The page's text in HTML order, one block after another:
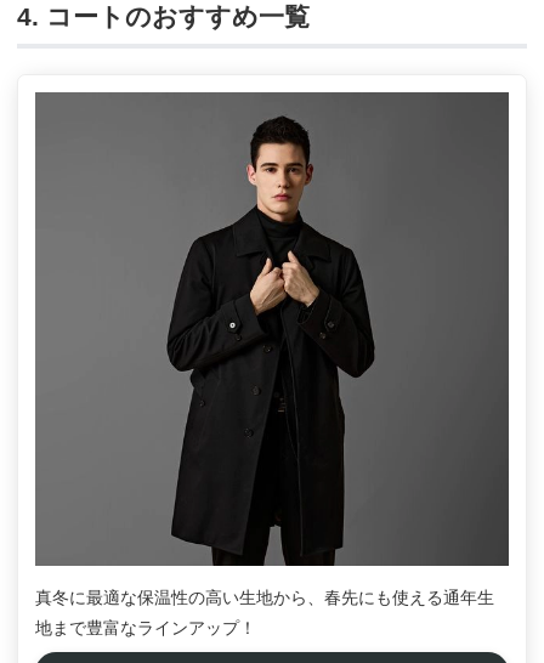
4. コートのおすすめ一覧
真冬に最適な保温性の高い生地から、春先にも使える通年生
地まで豊富なラインアップ！